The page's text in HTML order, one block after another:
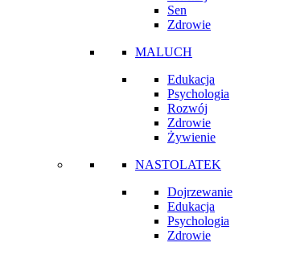
Sen
Zdrowie
MALUCH
Edukacja
Psychologia
Rozwój
Zdrowie
Żywienie
NASTOLATEK
Dojrzewanie
Edukacja
Psychologia
Zdrowie